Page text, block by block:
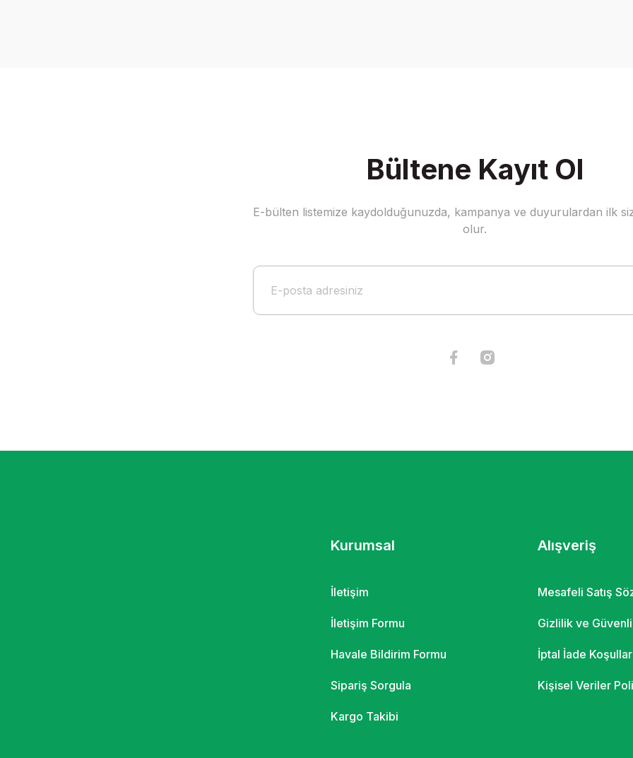
Gönder
Bültene Kayıt Ol
E-bülten listemize kaydolduğunuzda, kampanya ve duyurulardan ilk
olur.
Kurumsal
İletişim
İletişim Formu
Havale Bildirim Formu
Sipariş Sorgula
Kargo Takibi
Alışveriş
Mesafeli Satış
Gizlilik ve
İptal İade
Kişisel Veriler